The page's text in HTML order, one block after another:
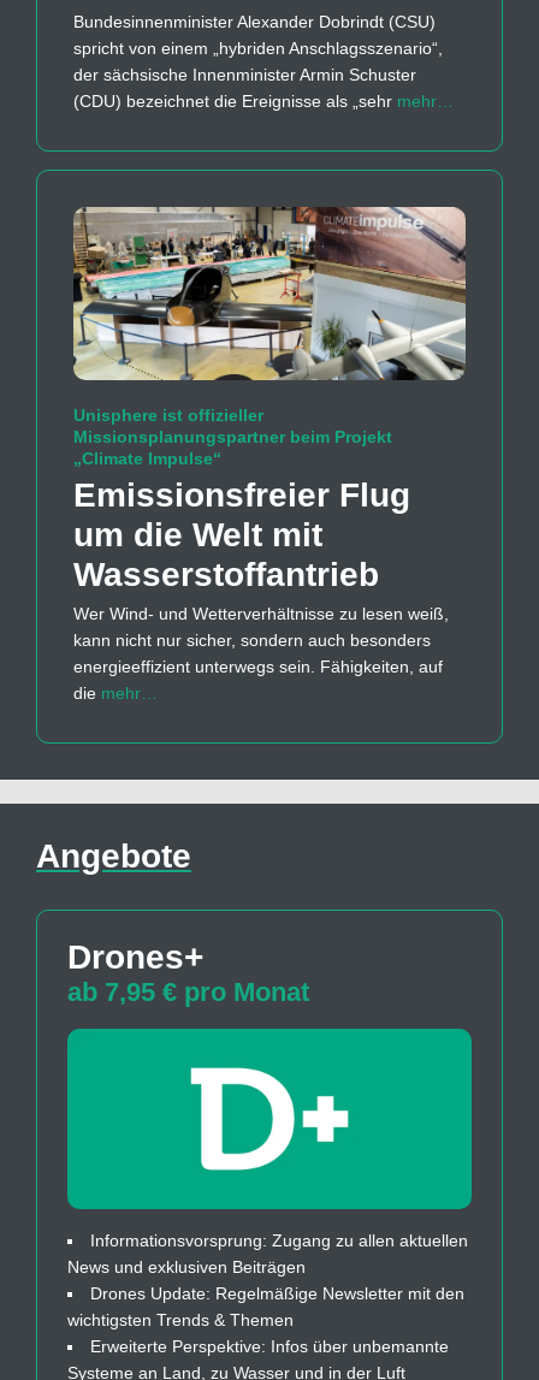
Bundesinnenminister Alexander Dobrindt (CSU)
spricht von einem „hybriden Anschlagsszenario“,
der sächsische Innenminister Armin Schuster
(CDU) bezeichnet die Ereignisse als „sehr mehr…
Unisphere ist offizieller
Missionsplanungspartner beim Projekt
„Climate Impulse“
Emissions­freier Flug
um die Welt mit
Wasserstoff­antrieb
Wer Wind- und Wetterverhältnisse zu lesen weiß,
kann nicht nur sicher, sondern auch besonders
energieeffizient unterwegs sein. Fähigkeiten, auf
die mehr…
Angebote
Drones+
ab 7,95 € pro Monat
Informationsvorsprung: Zugang zu allen aktuellen
News und exklusiven Beiträgen
Drones Update: Regelmäßige Newsletter mit den
wichtigsten Trends & Themen
Erweiterte Perspektive: Infos über unbemannte
Systeme an Land, zu Wasser und in der Luft